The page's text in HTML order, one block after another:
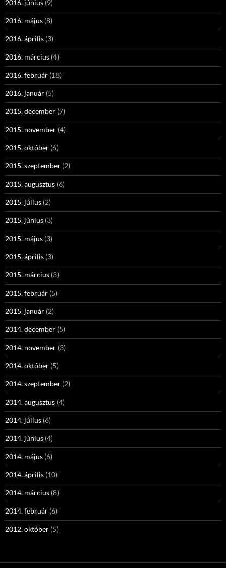
2016. június (9)
2016. május (8)
2016. április (3)
2016. március (4)
2016. február (18)
2016. január (5)
2015. december (7)
2015. november (4)
2015. október (6)
2015. szeptember (2)
2015. augusztus (6)
2015. július (2)
2015. június (3)
2015. május (3)
2015. április (3)
2015. március (3)
2015. február (5)
2015. január (2)
2014. december (5)
2014. november (3)
2014. október (5)
2014. szeptember (2)
2014. augusztus (4)
2014. július (6)
2014. június (4)
2014. május (6)
2014. április (10)
2014. március (8)
2014. február (6)
2012. október (5)